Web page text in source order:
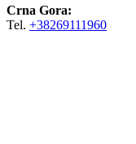
Crna Gora:
Tel. +38269111960